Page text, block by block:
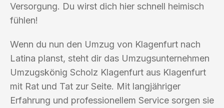
Versorgung. Du wirst dich hier schnell heimisch
fühlen!
Wenn du nun den Umzug von Klagenfurt nach
Latina planst, steht dir das Umzugsunternehmen
Umzugskönig Scholz Klagenfurt aus Klagenfurt
mit Rat und Tat zur Seite. Mit langjähriger
Erfahrung und professionellem Service sorgen sie